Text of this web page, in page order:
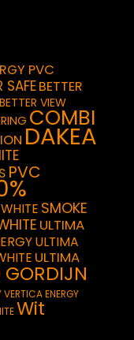
PVC
SAFEBETTER
BETTER VIEW
COMBI
DAKEA
PVC
SMOKE
ULTIMA
ULTIMA
ULTIMA
GORDIJN
VERTICA ENERGY
Wit